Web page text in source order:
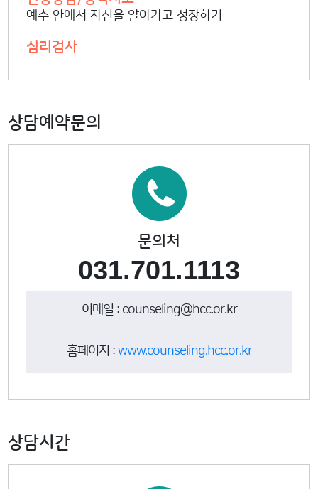
예수 안에서 자신을 알아가고 성장하기
심리검사
상담예약문의
문의처
031.701.1113
이메일 : counseling@hcc.or.kr
홈페이지 : www.counseling.hcc.or.kr
상담시간